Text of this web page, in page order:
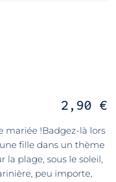
2,90 €
mariée !Badgez-là lors
fille dans un thème
la plage, sous le soleil,
peu importe,